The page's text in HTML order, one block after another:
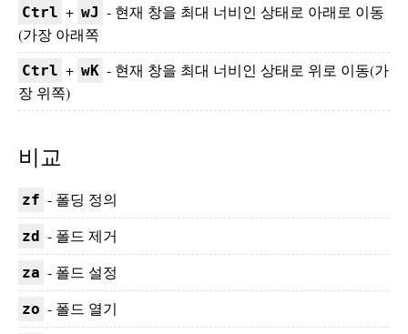
Ctrl + wJ - 현재 창을 최대 너비인 상태로 아래로 이동
(가장 아래쪽
Ctrl + wK - 현재 창을 최대 너비인 상태로 위로 이동(가
장 위쪽)
비교
zf - 폴딩 정의
zd - 폴드 제거
za - 폴드 설정
zo - 폴드 열기